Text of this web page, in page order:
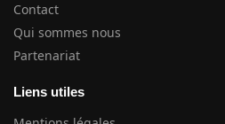
Contact
Qui sommes nous
Partenariat
Liens utiles